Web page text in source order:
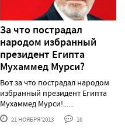
За что пострадал
народом избранный
президент Египта
Мухаммед Мурси?
Вот за что пострадал народом
избранный президент Египта
Мухаммед Мурси!......
21 НОЯБРЯ'2013 16